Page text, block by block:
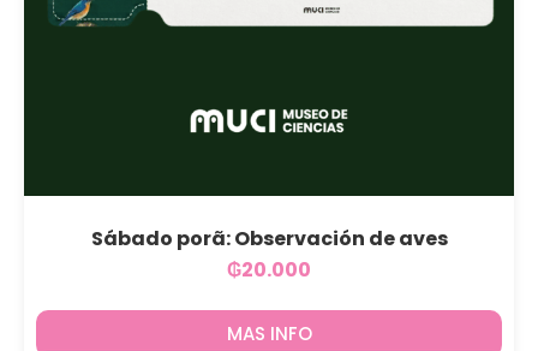
Sábado porã: Observación de aves
₲20.000
MAS INFO